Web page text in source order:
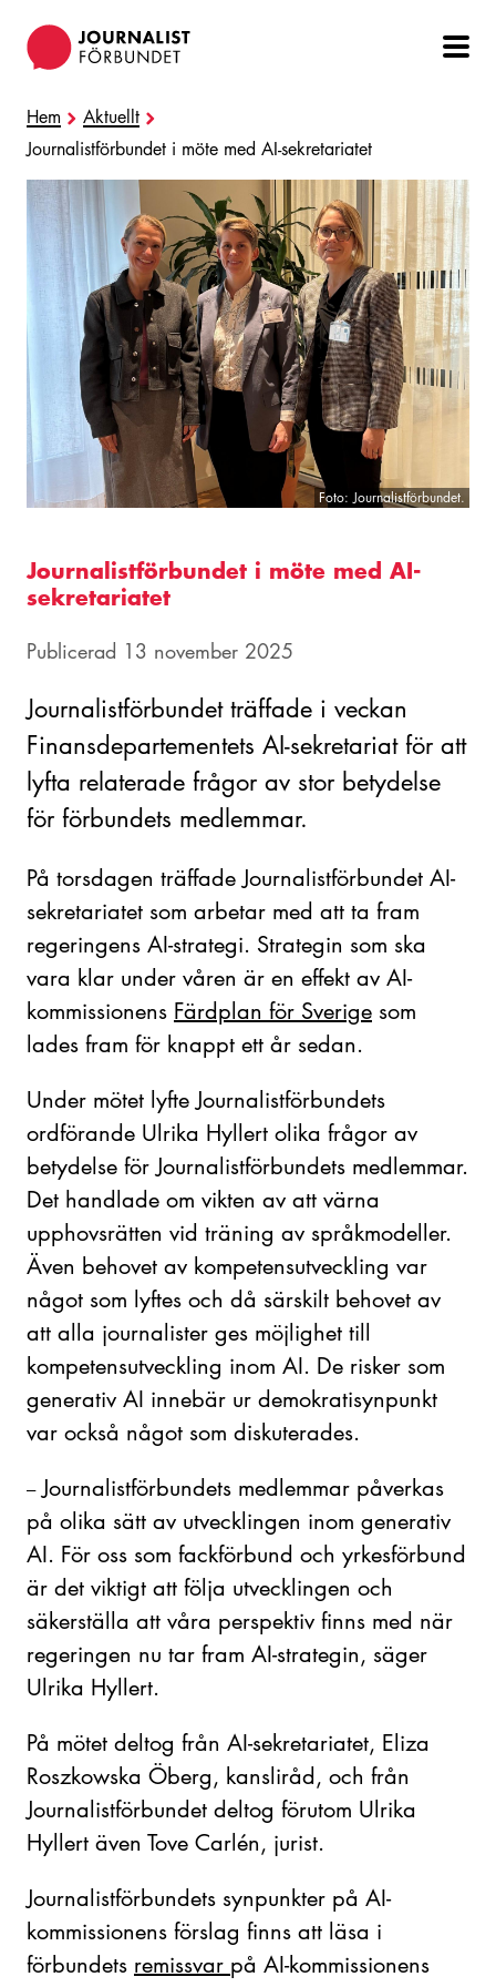
Hem
Aktuellt
Journalistförbundet i möte med AI-sekretariatet
Foto: Journalistförbundet.
Journalistförbundet i möte med AI-
sekretariatet
Publicerad 13 november 2025
Journalistförbundet träffade i veckan
Finansdepartementets AI-sekretariat för att
lyfta relaterade frågor av stor betydelse
för förbundets medlemmar.
På torsdagen träffade Journalistförbundet AI-
sekretariatet som arbetar med att ta fram
regeringens AI-strategi. Strategin som ska
vara klar under våren är en effekt av AI-
kommissionens Färdplan för Sverige som
lades fram för knappt ett år sedan.
Under mötet lyfte Journalistförbundets
ordförande Ulrika Hyllert olika frågor av
betydelse för Journalistförbundets medlemmar.
Det handlade om vikten av att värna
upphovsrätten vid träning av språkmodeller.
Även behovet av kompetensutveckling var
något som lyftes och då särskilt behovet av
att alla journalister ges möjlighet till
kompetensutveckling inom AI. De risker som
generativ AI innebär ur demokratisynpunkt
var också något som diskuterades.
–Journalistförbundets medlemmar påverkas
på olika sätt av utvecklingen inom generativ
AI. För oss som fackförbund och yrkesförbund
är det viktigt att följa utvecklingen och
säkerställa att våra perspektiv finns med när
regeringen nu tar fram AI-strategin, säger
Ulrika Hyllert.
På mötet deltog från AI-sekretariatet, Eliza
Roszkowska Öberg, kansliråd, och från
Journalistförbundet deltog förutom Ulrika
Hyllert även Tove Carlén, jurist.
Journalistförbundets synpunkter på AI-
kommissionens förslag finns att läsa i
förbundets remissvar på AI-kommissionens